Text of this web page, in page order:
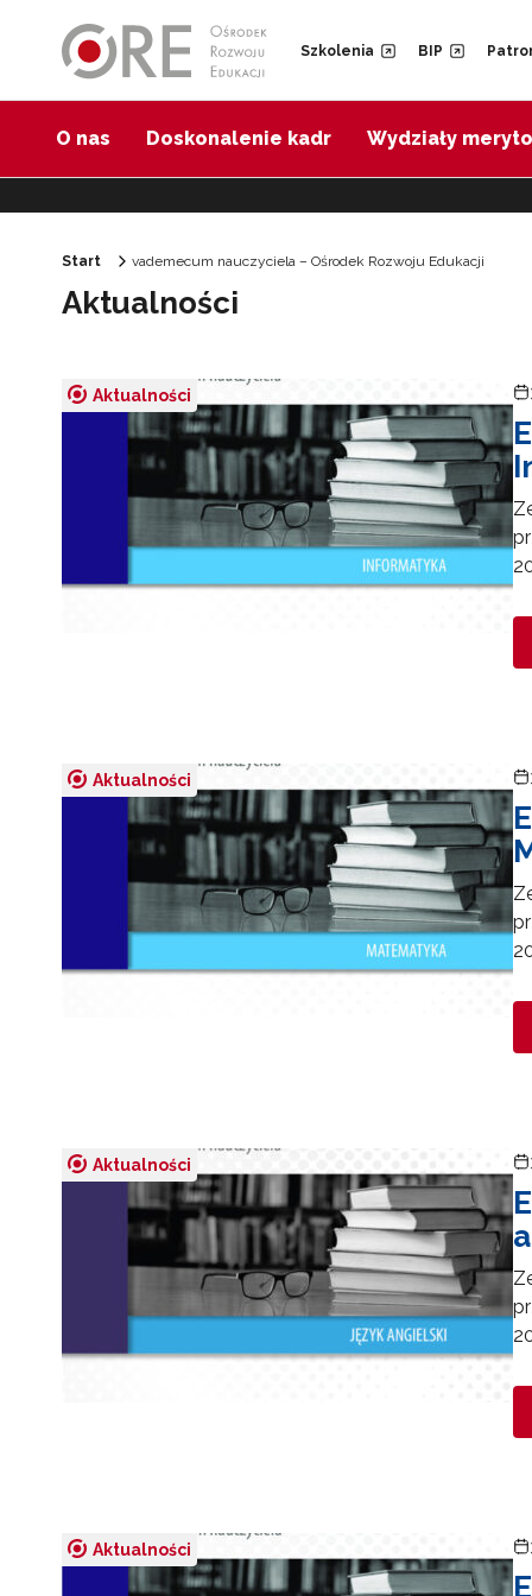
Szkolenia BIP
O nas Doskonalenie kadr Wydziały
Start vademecum nauczyciela – Ośrodek Rozwoju Edukacji
Aktualności
Aktualności
Aktualności
Aktualności
Aktualności